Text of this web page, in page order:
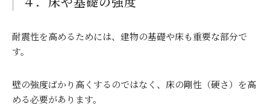
耐震性を高めるためには、建物の基礎や床も重要な部分で
す。
壁の強度ばかり高くするのではなく、床の剛性（硬さ）を高
める必要があります。